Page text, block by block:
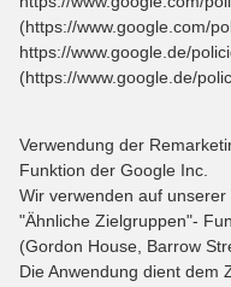
(https://www.google.com/
https://www.google.de/
(https://www.google.de/
Verwendung der
Funktion der Google Inc.
Wir verwenden auf
"Ähnliche Zielgruppen"-
(Gordon House, Barrow
Die Anwendung dient dem